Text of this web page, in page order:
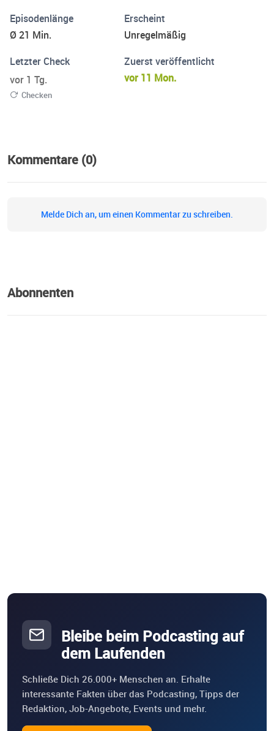
und exklusive Einblicke, wie du deinen Aufenthalt
individuell und unvergesslich gestalten kannst. Gastgeber
ist Fincallorca, dein Experte für authentische Unterkünfte
und besondere Erlebnisse auf der Insel. Reinhören,
träumen, buchen – und Mallorca erleben, wie es wirklich
ist.
Episodenlänge
Ø 21 Min.
Erscheint
Unregelmäßig
Letzter Check
vor 1 Tg.
Checken
Zuerst veröffentlicht
vor 11 Mon.
Kommentare (0)
Melde Dich an, um einen Kommentar zu schreiben.
Abonnenten
Bleibe beim Podcasting auf
dem Laufenden
Schließe Dich 26.000+ Menschen an. Erhalte
interessante Fakten über das Podcasting, Tipps der
Redaktion, Job-Angebote, Events und mehr.